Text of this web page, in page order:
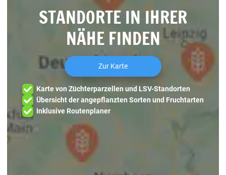
STANDORTE IN IHRER
NÄHE FINDEN
Zur Karte
Karte von Züchterparzellen und LSV-Standorten
Übersicht der angepflanzten Sorten und Fruchtarten
Inklusive Routenplaner